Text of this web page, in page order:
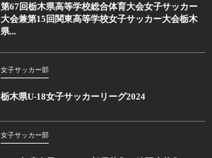
第67回栃木県高等学校総合体育大会女子サッカー
大会兼第15回関東高等学校女子サッカー大会栃木
県...
女子サッカー部
栃木県U-18女子サッカーリーグ2024
女子サッカー部